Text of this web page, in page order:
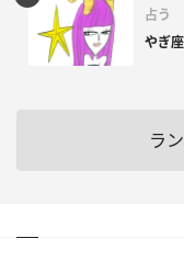
占う
やぎ
ラ